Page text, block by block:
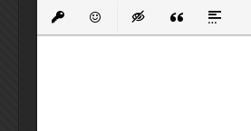
Вставить защищенную ссылку
Вставить смайлик
Вставка скрытого
Вставка